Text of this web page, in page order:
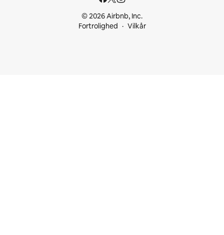
© 2026 Airbnb, Inc.
Fortrolighed
Vilkår